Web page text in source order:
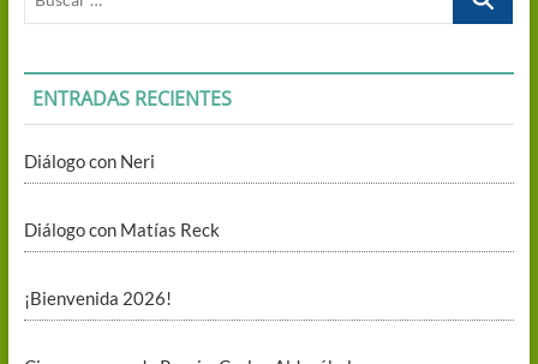
ENTRADAS RECIENTES
Diálogo con Neri
Diálogo con Matías Reck
¡Bienvenida 2026!